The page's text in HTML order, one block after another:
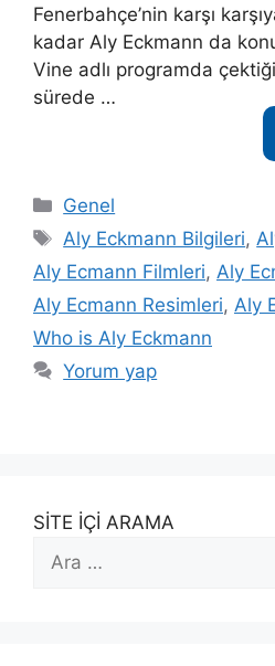
Fenerbahçe’nin karşı
kadar Aly Eckmann da
Vine adlı programda
sürede …
Kategoriler
Genel
Etiketler
Aly Eckmann Bilgileri,
Aly Ecmann Filmleri, Aly
Aly Ecmann Resimleri, Aly
Who is Aly Eckmann
Yorum yap
SİTE İÇİ ARAMA
için